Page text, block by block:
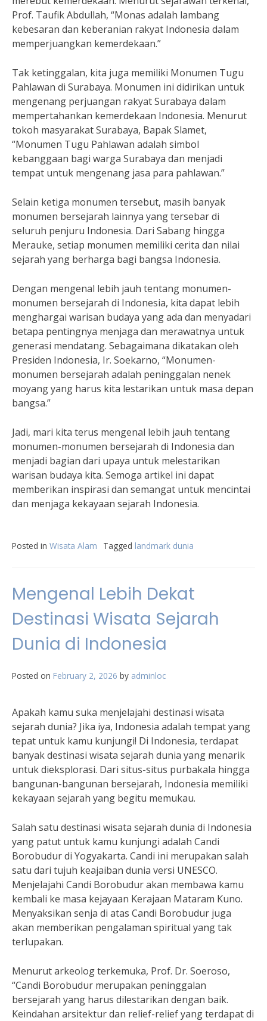
Prof. Taufik Abdullah, “Monas adalah lambang
kebesaran dan keberanian rakyat Indonesia dalam
memperjuangkan kemerdekaan.”
Tak ketinggalan, kita juga memiliki Monumen Tugu
Pahlawan di Surabaya. Monumen ini didirikan untuk
mengenang perjuangan rakyat Surabaya dalam
mempertahankan kemerdekaan Indonesia. Menurut
tokoh masyarakat Surabaya, Bapak Slamet,
“Monumen Tugu Pahlawan adalah simbol
kebanggaan bagi warga Surabaya dan menjadi
tempat untuk mengenang jasa para pahlawan.”
Selain ketiga monumen tersebut, masih banyak
monumen bersejarah lainnya yang tersebar di
seluruh penjuru Indonesia. Dari Sabang hingga
Merauke, setiap monumen memiliki cerita dan nilai
sejarah yang berharga bagi bangsa Indonesia.
Dengan mengenal lebih jauh tentang monumen-
monumen bersejarah di Indonesia, kita dapat lebih
menghargai warisan budaya yang ada dan menyadari
betapa pentingnya menjaga dan merawatnya untuk
generasi mendatang. Sebagaimana dikatakan oleh
Presiden Indonesia, Ir. Soekarno, “Monumen-
monumen bersejarah adalah peninggalan nenek
moyang yang harus kita lestarikan untuk masa depan
bangsa.”
Jadi, mari kita terus mengenal lebih jauh tentang
monumen-monumen bersejarah di Indonesia dan
menjadi bagian dari upaya untuk melestarikan
warisan budaya kita. Semoga artikel ini dapat
memberikan inspirasi dan semangat untuk mencintai
dan menjaga kekayaan sejarah Indonesia.
Posted in Wisata Alam Tagged landmark dunia
Mengenal Lebih Dekat
Destinasi Wisata Sejarah
Dunia di Indonesia
Posted on February 2, 2026 by adminloc
Apakah kamu suka menjelajahi destinasi wisata
sejarah dunia? Jika iya, Indonesia adalah tempat yang
tepat untuk kamu kunjungi! Di Indonesia, terdapat
banyak destinasi wisata sejarah dunia yang menarik
untuk dieksplorasi. Dari situs-situs purbakala hingga
bangunan-bangunan bersejarah, Indonesia memiliki
kekayaan sejarah yang begitu memukau.
Salah satu destinasi wisata sejarah dunia di Indonesia
yang patut untuk kamu kunjungi adalah Candi
Borobudur di Yogyakarta. Candi ini merupakan salah
satu dari tujuh keajaiban dunia versi UNESCO.
Menjelajahi Candi Borobudur akan membawa kamu
kembali ke masa kejayaan Kerajaan Mataram Kuno.
Menyaksikan senja di atas Candi Borobudur juga
akan memberikan pengalaman spiritual yang tak
terlupakan.
Menurut arkeolog terkemuka, Prof. Dr. Soeroso,
“Candi Borobudur merupakan peninggalan
bersejarah yang harus dilestarikan dengan baik.
Keindahan arsitektur dan relief-relief yang terdapat di